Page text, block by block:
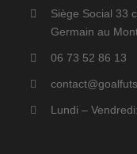
Siège Social 33
Germain au
06 73 52 86 13
Lundi –